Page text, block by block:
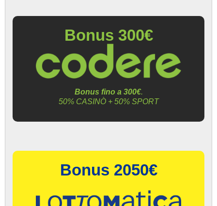
Bonus 300€
Bonus fino a 300€.
50% CASINÒ + 50% SPORT
Bonus 2050€